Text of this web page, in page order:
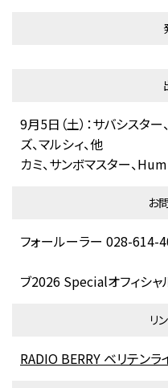
9月5日（土）：サバシスタ
ズ、マルシィ、他 9
カミ、サンボマスター、
お
フォールーラ
または、以
ブ2026 Specialオフィシャ
リ
RADIO BERRY ベリテン